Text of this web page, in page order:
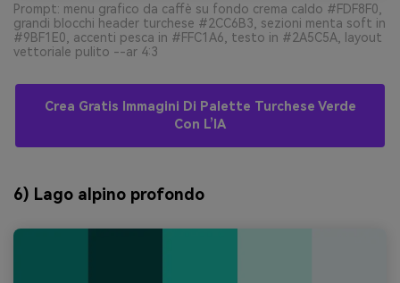
Prompt: menu grafico da caffè su fondo crema caldo #FDF8F0,
grandi blocchi header turchese #2CC6B3, sezioni menta soft in
#9BF1E0, accenti pesca in #FFC1A6, testo in #2A5C5A, layout
vettoriale pulito --ar 4:3
Crea Gratis Immagini Di Palette Turchese Verde
Con L’IA
6) Lago alpino profondo